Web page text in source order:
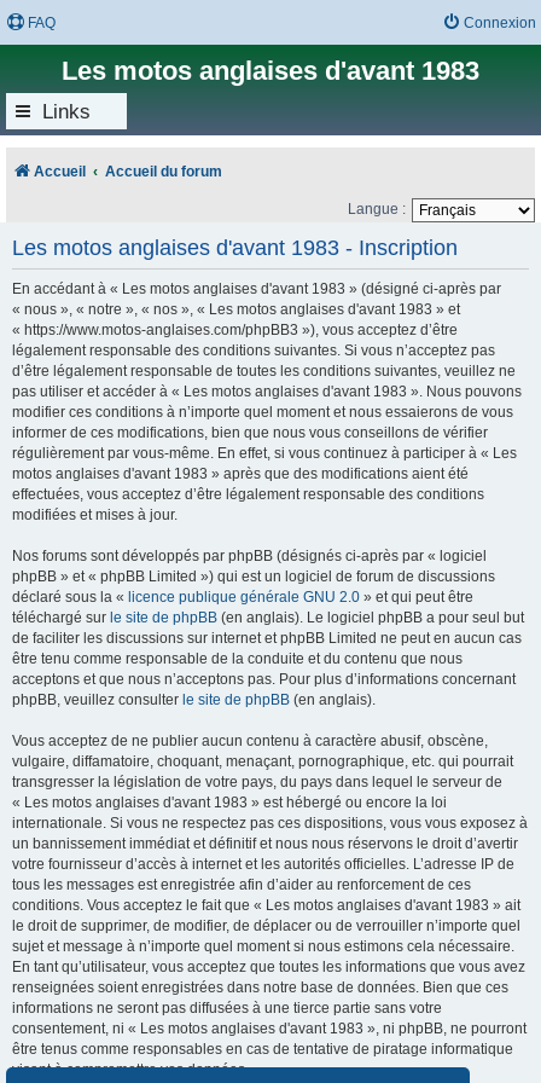
FAQ Connexion
Les motos anglaises d'avant 1983
Links
Accueil Accueil du forum
Langue :
Les motos anglaises d'avant 1983 - Inscription
En accédant à « Les motos anglaises d'avant 1983 » (désigné ci-après par
« nous », « notre », « nos », « Les motos anglaises d'avant 1983 » et
« https://www.motos-anglaises.com/phpBB3 »), vous acceptez d’être
légalement responsable des conditions suivantes. Si vous n’acceptez pas
d’être légalement responsable de toutes les conditions suivantes, veuillez ne
pas utiliser et accéder à « Les motos anglaises d'avant 1983 ». Nous pouvons
modifier ces conditions à n’importe quel moment et nous essaierons de vous
informer de ces modifications, bien que nous vous conseillons de vérifier
régulièrement par vous-même. En effet, si vous continuez à participer à « Les
motos anglaises d'avant 1983 » après que des modifications aient été
effectuées, vous acceptez d’être légalement responsable des conditions
modifiées et mises à jour.
Nos forums sont développés par phpBB (désignés ci-après par « logiciel
phpBB » et « phpBB Limited ») qui est un logiciel de forum de discussions
déclaré sous la « licence publique générale GNU 2.0 » et qui peut être
téléchargé sur le site de phpBB (en anglais). Le logiciel phpBB a pour seul but
de faciliter les discussions sur internet et phpBB Limited ne peut en aucun cas
être tenu comme responsable de la conduite et du contenu que nous
acceptons et que nous n’acceptons pas. Pour plus d’informations concernant
phpBB, veuillez consulter le site de phpBB (en anglais).
Vous acceptez de ne publier aucun contenu à caractère abusif, obscène,
vulgaire, diffamatoire, choquant, menaçant, pornographique, etc. qui pourrait
transgresser la législation de votre pays, du pays dans lequel le serveur de
« Les motos anglaises d'avant 1983 » est hébergé ou encore la loi
internationale. Si vous ne respectez pas ces dispositions, vous vous exposez à
un bannissement immédiat et définitif et nous nous réservons le droit d’avertir
votre fournisseur d’accès à internet et les autorités officielles. L’adresse IP de
tous les messages est enregistrée afin d’aider au renforcement de ces
conditions. Vous acceptez le fait que « Les motos anglaises d'avant 1983 » ait
le droit de supprimer, de modifier, de déplacer ou de verrouiller n’importe quel
sujet et message à n’importe quel moment si nous estimons cela nécessaire.
En tant qu’utilisateur, vous acceptez que toutes les informations que vous avez
renseignées soient enregistrées dans notre base de données. Bien que ces
informations ne seront pas diffusées à une tierce partie sans votre
consentement, ni « Les motos anglaises d'avant 1983 », ni phpBB, ne pourront
être tenus comme responsables en cas de tentative de piratage informatique
visant à compromettre vos données.